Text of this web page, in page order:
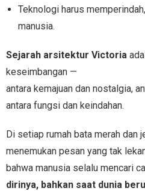
Teknologi harus
manusia.
Sejarah arsitektur Victoria
keseimbangan —
antara kemajuan dan nostalgia,
antara fungsi dan keindahan.
Di setiap rumah bata merah dan
menemukan pesan yang tak
bahwa manusia selalu mencari
dirinya, bahkan saat dunia